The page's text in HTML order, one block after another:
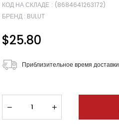
КОД НА СКЛАДЕ
(8684641263172)
БРЕНД : BULUT
$25.80
Приблизительное время доставки